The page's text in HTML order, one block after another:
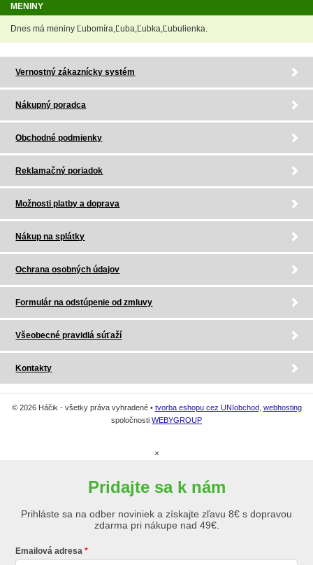
MENINY
Dnes má meniny Ľubomíra,Ľuba,Ľubka,Ľubulienka.
Vernostný zákaznícky systém
Nákupný poradca
Obchodné podmienky
Reklamačný poriadok
Možnosti platby a doprava
Nákup na splátky
Ochrana osobných údajov
Formulár na odstúpenie od zmluvy
Všeobecné pravidlá súťaží
Kontakty
© 2026 Háčik - všetky práva vyhradené • tvorba eshopu cez UNIobchod, webhosting
spoločnosti WEBYGROUP
×
Pridajte sa k nám
Prihláste sa na odber noviniek a získajte zľavu 8€ s dopravou
zdarma pri nákupe nad 49€.
Emailová adresa